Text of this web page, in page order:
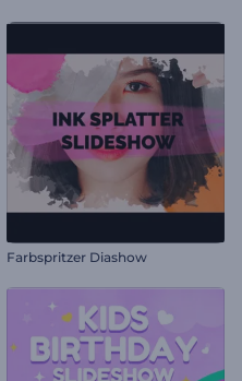
Farbspritzer Diashow